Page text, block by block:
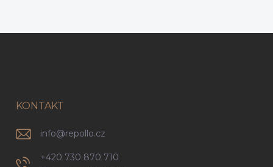
KONTAKT
info@repollo.cz
+420 730 870 710